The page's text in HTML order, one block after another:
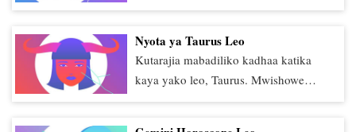
mapya yanaweza kuonekana kuwa nje
kinaweza kuwa na maana mpya kwako
na kwa wengine. Nishati yako ya mwili
inaendeshwa na juhudi zako za
kuendelea kufanya kazi kwa muda
Nyota ya Taurus Leo
Kutarajia mabadiliko kadhaa katika
kaya yako leo, Taurus. Mwishowe
unaweza kuwa ukifanya matengenezo